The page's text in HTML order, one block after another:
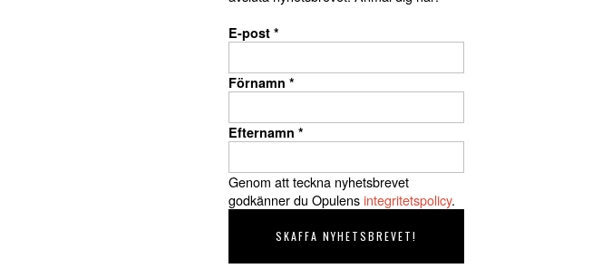
E-post *
Förnamn *
Efternamn *
Genom att teckna nyhetsbrevet
godkänner du Opulensintegritetspolicy.